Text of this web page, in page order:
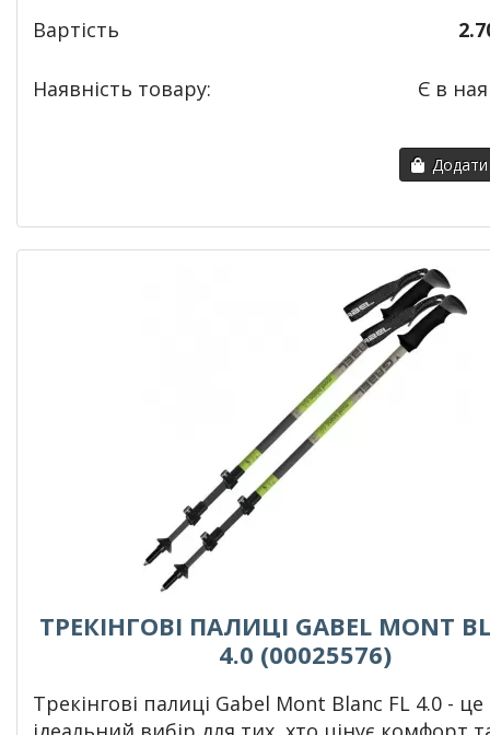
Вартість
Наявність товару: Є в
ТРЕКІНГОВІ ПАЛИЦІ GABEL MONT
4.0 (00025576)
Трекінгові палиці Gabel Mont Blanc FL 4.0 - це